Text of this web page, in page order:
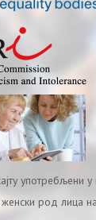
употребљени
род лица